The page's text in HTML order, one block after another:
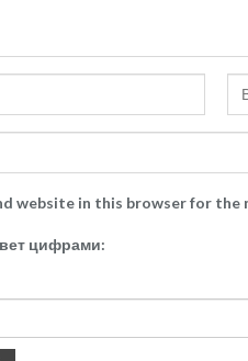
website in this browser for
цифрами: